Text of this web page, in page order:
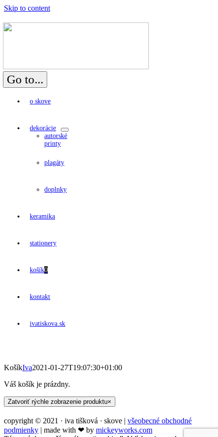
Skip to content
Go to...
o skove
dekorácie
autorské
printy
plagáty
doplnky
keramika
stationery
košík0
kontakt
ivatiskova.sk
KošíkIva2021-01-27T19:07:30+01:00
Váš košík je prázdny.
Zatvoriť rýchle zobrazenie produktu×
copyright © 2021 · iva tišková · skove | všeobecné obchodné
podmienky | made with ❤︎ by mickeyworks.com